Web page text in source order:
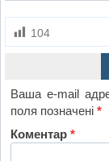
104
Ваша e-mail
поля позначені*
Коментар*